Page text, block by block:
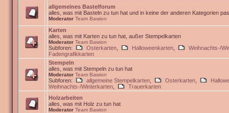
allgemeines Bastelforum
alles, was mit Basteln zu tun hat und in keine der anderen Kategorien
Moderator Team Bawion
Karten
alles, was mit Karten zu tun hat, außer Stempelkarten
Moderator Team Bawion
Subforen: Osterkarten Halloweenkarten
Weihnachts-/
Fadengrafikkarten
Stempeln
alles, was mit Stempeln zu tun hat
Moderator Team Bawion
Subforen: allgemeine Stempelkarten Osterkarten
Weihnachts-/Winterkarten
Trauerkarten
Holzarbeiten
alles, was mit Holz zu tun hat
Moderator Team Bawion